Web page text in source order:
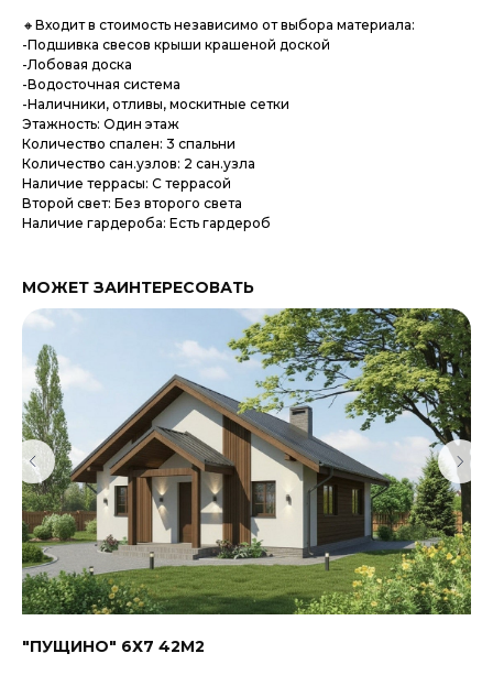
🔸Входит в стоимость независимо от выбора материала:
-Подшивка свесов крыши крашеной доской
-Лобовая доска
-Водосточная система
-Наличники, отливы, москитные сетки
Этажность: Один этаж
Количество спален: 3 спальни
Количество сан.узлов: 2 сан.узла
Наличие террасы: С террасой
Второй свет: Без второго света
Наличие гардероба: Есть гардероб
МОЖЕТ ЗАИНТЕРЕСОВАТЬ
"ПУЩИНО" 6Х7 42М2